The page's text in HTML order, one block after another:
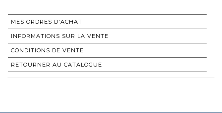
MES ORDRES D'ACHAT
INFORMATIONS SUR LA VENTE
CONDITIONS DE VENTE
RETOURNER AU CATALOGUE